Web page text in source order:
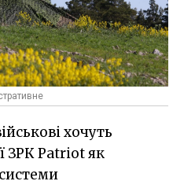
хочуть
ЗРК Patriot як